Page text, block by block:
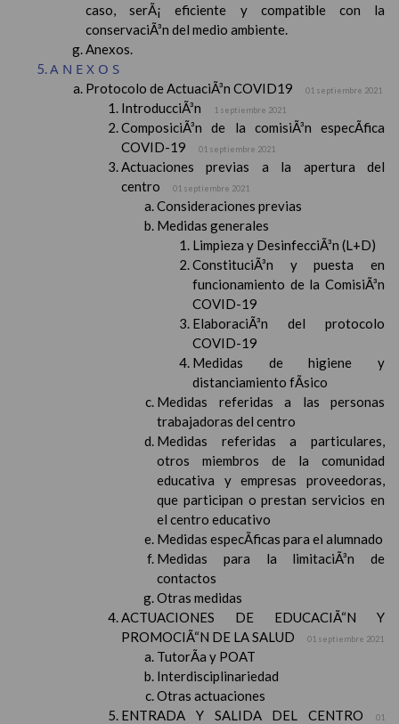
caso, serÃ¡ eficiente y compatible con la
conservaciÃ³n del medio ambiente.
Anexos.
ANEXOS
Protocolo de ActuaciÃ³n COVID19 01 septiembre 2021
IntroducciÃ³n 1 septiembre 2021
ComposiciÃ³n de la comisiÃ³n especÃ­fica
COVID-19
01 septiembre 2021
Actuaciones previas a la apertura del
centro
01 septiembre 2021
Consideraciones previas
Medidas generales
Limpieza y DesinfecciÃ³n (L+D)
ConstituciÃ³n y puesta en
funcionamiento de la ComisiÃ³n
COVID-19
ElaboraciÃ³n del protocolo
COVID-19
Medidas de higiene y
distanciamiento fÃ­sico
Medidas referidas a las personas
trabajadoras del centro
Medidas referidas a particulares,
otros miembros de la comunidad
educativa y empresas proveedoras,
que participan o prestan servicios en
el centro educativo
Medidas especÃ­ficas para el alumnado
Medidas para la limitaciÃ³n de
contactos
Otras medidas
ACTUACIONES DE EDUCACIÃ“N Y
PROMOCIÃ“N DE LA SALUD
01 septiembre 2021
TutorÃ­a y POAT
Interdisciplinariedad
Otras actuaciones
ENTRADA Y SALIDA DEL CENTRO
01